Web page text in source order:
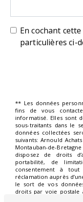
En cochant
particulières ci-
** Les données
fins de vous
informatisé. Elles sont
sous-traitants dans le
données collectées
suivants: Arnould
Montauban-de-
disposez de droits
portabilité, de
consentement à
réclamation auprès
le sort de vos
droits par voie postale
Montauban-de-